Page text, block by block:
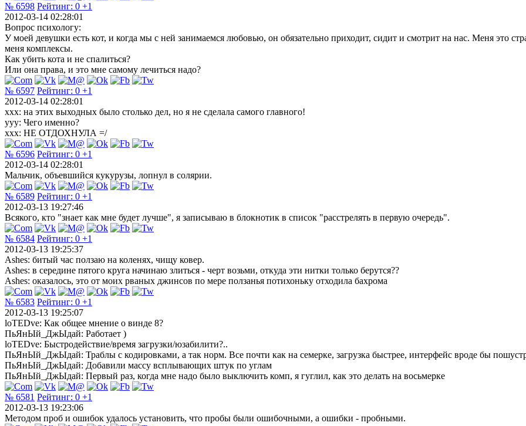
№ 6598 Рейтинг: 0 +1
2012-03-14 02:28:01
Вопрос психологу:
У моей девушки есть кот, и когда мы с ней занимаемся любовью, он обязательно приходит, сидит и смотрит на нас. Меня это
меня комплексы.
Как убить кота и не спалиться?
Или она права, и это мне самому лечиться надо?
№ 6597 Рейтинг: 0 +1
2012-03-14 02:28:01
xxx: на этих выходных было столько дел, но я не сделала самого главного!
yyy: Чего именно?
xxx: НЕ ОТДОХНУЛА =/
№ 6596 Рейтинг: 0 +1
2012-03-14 02:28:01
Мальчик, объевшийся кукурузы, лопнул в солярии.
№ 6589 Рейтинг: 0 +1
2012-03-13 19:27:46
Всякого, кто "знает как мне будет лучше", я записываю в блокнотик в список "расстрелять в первую очередь".
№ 6584 Рейтинг: 0 +1
2012-03-13 19:25:37
Ashes: битый час ползаю на коленях, чищу ковер.
Ashes: в середине пятого круга начинаю злиться - черт возьми, откуда эти нитки только берутся??
Ashes: оказалось, это от моих рваных джинсов по мере ползанья потихоньку отходила бахрома
№ 6583 Рейтинг: 0 +1
2012-03-13 19:25:07
loTEDve: Как общее мнение о винде 8?
ПьЯнЫй_ДжЫдaй: Работает )
loTEDve: Быстродействие/время загрузки/юзабилити?..
ПьЯнЫй_ДжЫдaй: Траблы с кодировками, а так норм. Все почти как на семерке, загрузка быстрее, интерфейс вроде бы
­ПьЯнЫй_ДжЫдaй: Добавили массу всплывающих штук по углам
­ПьЯнЫй_ДжЫдaй: Первый раз, когда мне надо было выключить комп, я гуглил, как это делать на восьмерке
№ 6581 Рейтинг: 0 +1
2012-03-13 19:23:06
Методом проб и ошибок удалось установить, что пробы были ошибочными, а ошибки - пробными.